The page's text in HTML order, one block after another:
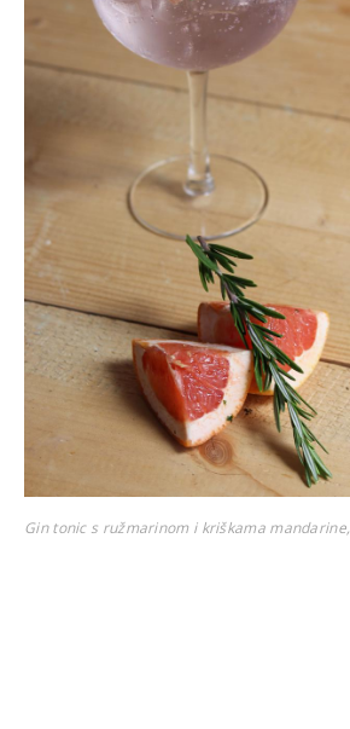
Gin tonic s ružmarinom i kriškama mandarine,